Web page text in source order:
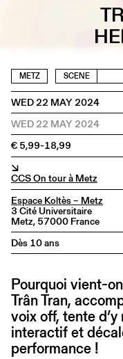
METZ SCENE
WED 22 MAY 2024
WED 22 MAY 2024
€ 5,99-18,99
↘
CCS On tour à Metz
Espace Koltès – Metz
3 Cité Universitaire
Metz, 57000 France
Dès 10 ans
Pourquoi vient-
Trân Tran,
voix off, tente
interactif et
performance !